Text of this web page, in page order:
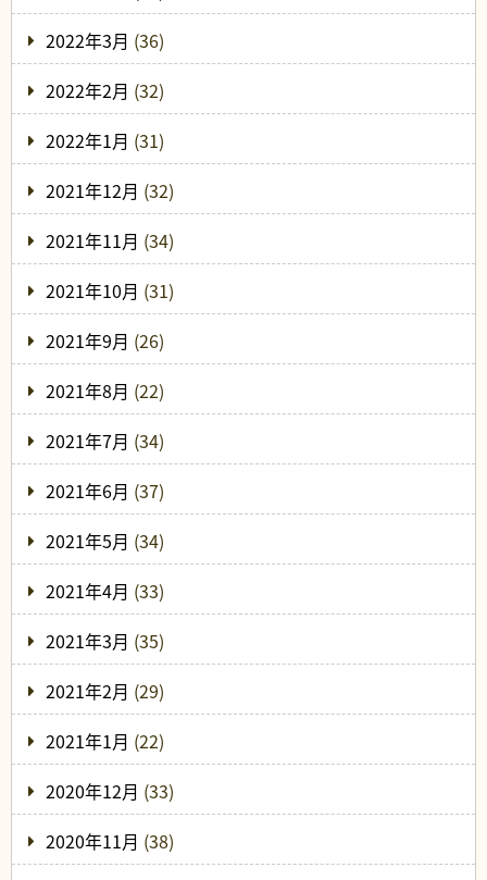
2022年3月 (36)
2022年2月 (32)
2022年1月 (31)
2021年12月 (32)
2021年11月 (34)
2021年10月 (31)
2021年9月 (26)
2021年8月 (22)
2021年7月 (34)
2021年6月 (37)
2021年5月 (34)
2021年4月 (33)
2021年3月 (35)
2021年2月 (29)
2021年1月 (22)
2020年12月 (33)
2020年11月 (38)